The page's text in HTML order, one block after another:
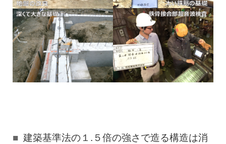
建築基準法の１.５倍の強さで造る構造は消